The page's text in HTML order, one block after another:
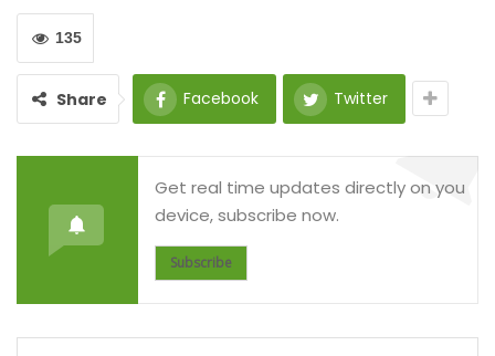
135
Share Facebook Twitter
Get real time updates directly on you
device, subscribe now.
Subscribe